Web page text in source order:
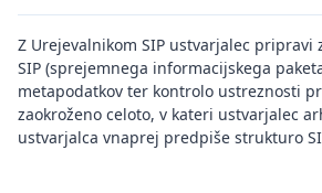
Z Urejevalnikom SIP ustvarjalec
SIP (sprejemnega informacijskega
metapodatkov ter kontrolo ustreznosti
zaokroženo celoto, v kateri ustvarjalec
ustvarjalca vnaprej predpiše strukturo